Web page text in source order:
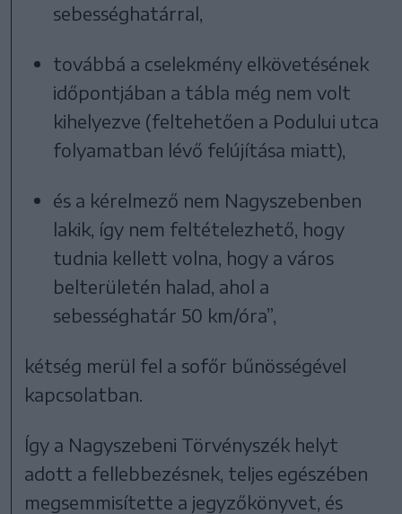
sebességhatárral,
továbbá a cselekmény elkövetésének
időpontjában a tábla még nem volt
kihelyezve (feltehetően a Podului utca
folyamatban lévő felújítása miatt),
és a kérelmező nem Nagyszebenben
lakik, így nem feltételezhető, hogy
tudnia kellett volna, hogy a város
belterületén halad, ahol a
sebességhatár 50 km/óra”,
kétség merül fel a sofőr bűnösségével
kapcsolatban.
Így a Nagyszebeni Törvényszék helyt
adott a fellebbezésnek, teljes egészében
megsemmisítette a jegyzőkönyvet, és